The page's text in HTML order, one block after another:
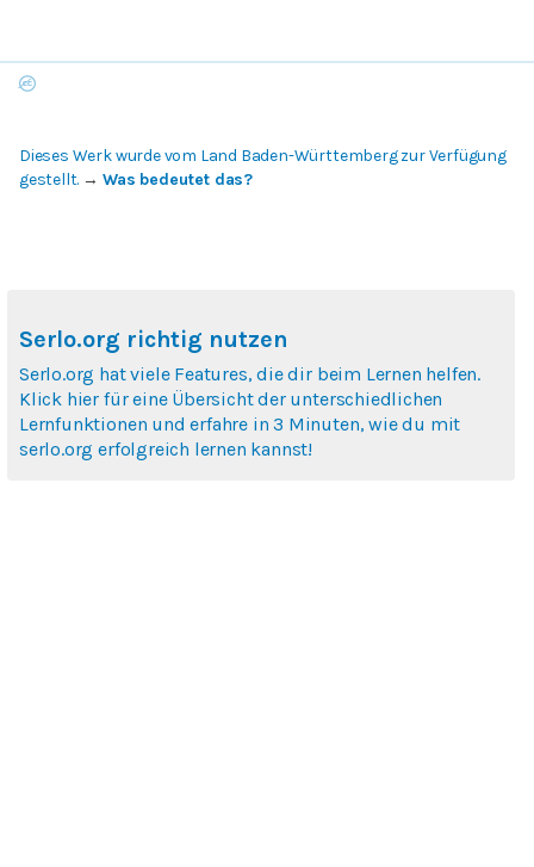
Dieses Werk wurde vom Land Baden-Württemberg zur Verfügung
gestellt. → Was bedeutet das?
Serlo.org richtig nutzen
Serlo.org hat viele Features, die dir beim Lernen helfen.
Klick hier für eine Übersicht der unterschiedlichen
Lernfunktionen und erfahre in 3 Minuten, wie du mit
serlo.org erfolgreich lernen kannst!